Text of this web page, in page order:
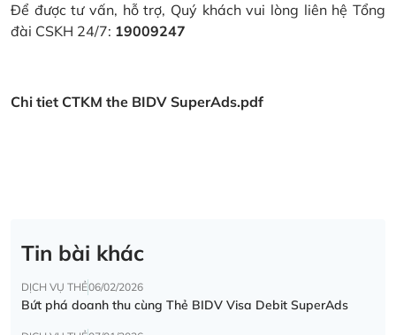
Để được tư vấn, hỗ trợ, Quý khách vui lòng liên hệ Tổng
đài CSKH 24/7: 19009247
Chi tiet CTKM the BIDV SuperAds.pdf
Tin bài khác
DỊCH VỤ THẺ06/02/2026
Bứt phá doanh thu cùng Thẻ BIDV Visa Debit SuperAds